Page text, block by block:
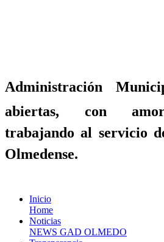
Administración
abiertas, con
trabajando al servicio
Olmedense.
Inicio
Home
Noticias
NEWS GAD OLMEDO